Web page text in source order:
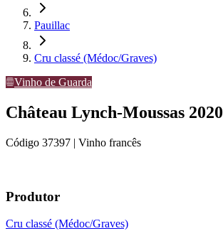
Pauillac
Cru classé (Médoc/Graves)
Vinho de Guarda
Château Lynch-Moussas 2020
Código 37397 | Vinho francês
Produtor
Cru classé (Médoc/Graves)